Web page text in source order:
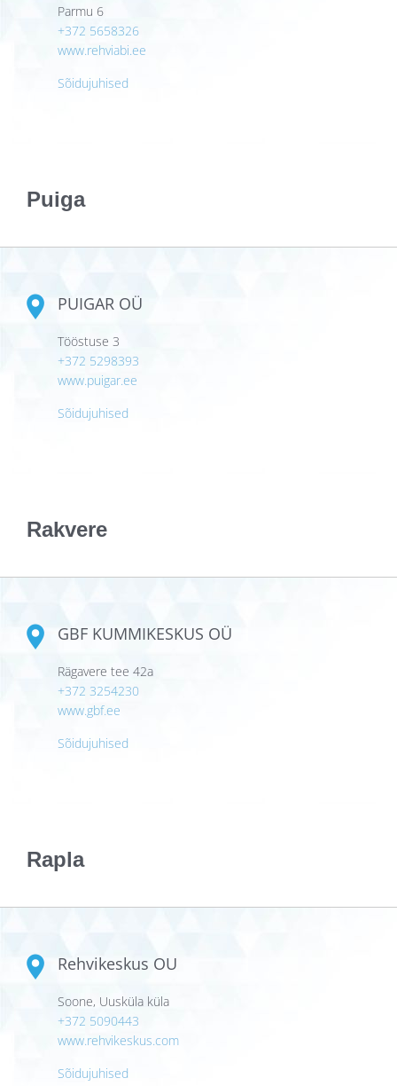
Parmu 6
+372 5658326
www.rehviabi.ee
Sõidujuhised
Puiga
PUIGAR OÜ
Tööstuse 3
+372 5298393
www.puigar.ee
Sõidujuhised
Rakvere
GBF KUMMIKESKUS OÜ
Rägavere tee 42a
+372 3254230
www.gbf.ee
Sõidujuhised
Rapla
Rehvikeskus OU
Soone, Uusküla küla
+372 5090443
www.rehvikeskus.com
Sõidujuhised